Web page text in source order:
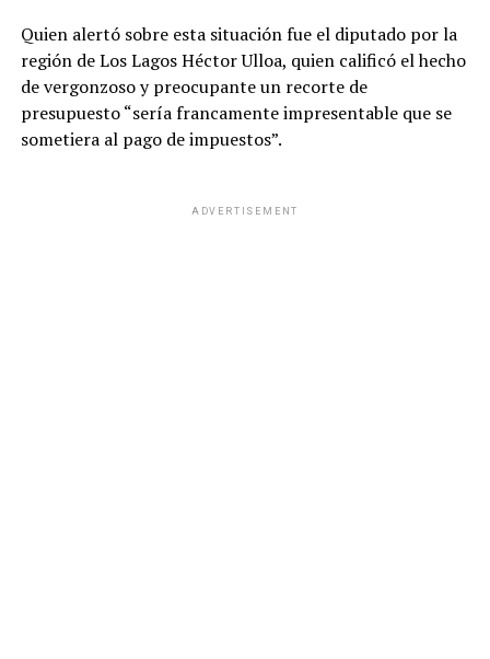
Quien alertó sobre esta situación fue el diputado por la
región de Los Lagos Héctor Ulloa, quien calificó el hecho
de vergonzoso y preocupante un recorte de
presupuesto “sería francamente impresentable que se
sometiera al pago de impuestos”.
ADVERTISEMENT